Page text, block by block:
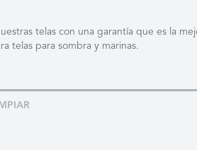
telas con una garantía que es la
telas para sombra y marinas.